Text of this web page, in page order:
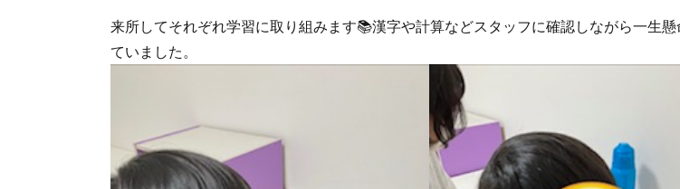
来所してそれぞれ学習に取り組みます📚漢字や計算などスタッフに確認しながら一生懸
ていました。